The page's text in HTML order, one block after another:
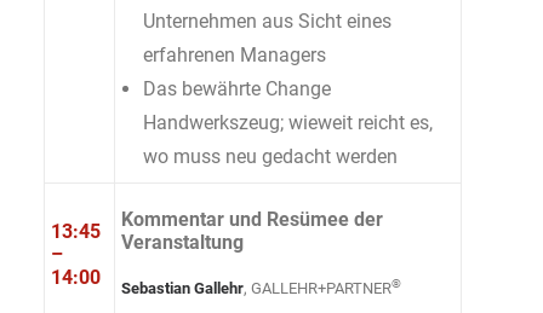
Unternehmen aus Sicht eines
erfahrenen Managers
Das bewährte Change
Handwerkszeug; wieweit reicht es,
wo muss neu gedacht werden
13:45
–
14:00
Kommentar und Resümee der
Veranstaltung
Sebastian Gallehr, GALLEHR+PARTNER®